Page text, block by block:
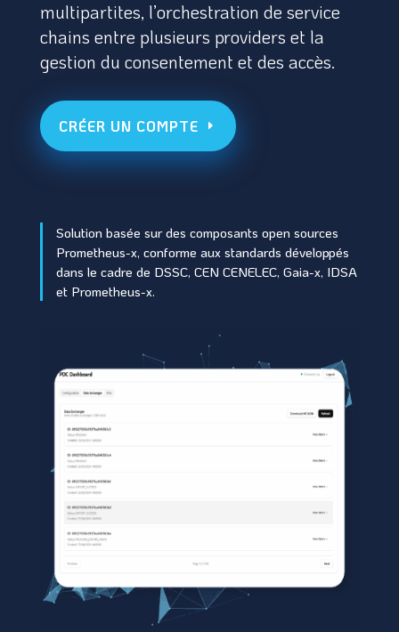
multipartites, l’orchestration de service
chains entre plusieurs providers et la
gestion du consentement et des accès.
CRÉER UN COMPTE
Solution basée sur des composants open sources
Prometheus-x, conforme aux standards développés
dans le cadre de DSSC, CEN CENELEC, Gaia-x, IDSA
et Prometheus-x.